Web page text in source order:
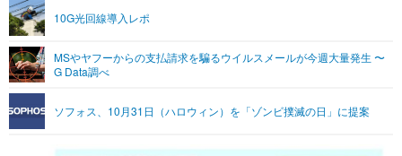
グラビア
ショッピング その他
ライフTOP
その他
リリース一覧
プッシュ通知の停止方法
10G光回線導入レポ
MSやヤフーからの支払請求を騙るウイルスメールが今週大量発生 〜
G Data調べ
ソフォス、10月31日（ハロウィン）を「ゾンビ撲滅の日」に提案